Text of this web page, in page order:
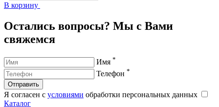
В корзину
Остались вопросы? Мы с Вами
свяжемся
Имя *
Телефон *
Отправить
Я согласен с условиями обработки персональных данных
Каталог